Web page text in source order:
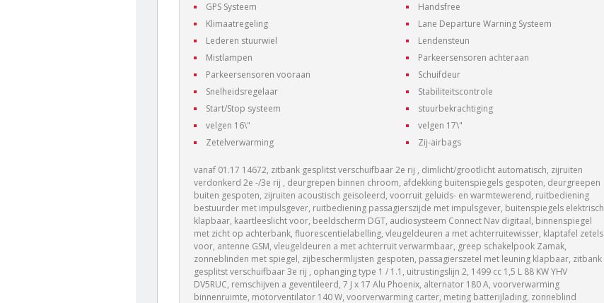
GPS Systeem
Klimaatregeling
Lederen stuurwiel
Mistlampen
Parkeersensoren vooraan
Snelheidsregelaar
Start/Stop systeem
velgen 16\"
Zetelverwarming
Handsfree
Lane Departure Warning Systeem
Lendensteun
Parkeersensoren achteraan
Schuifdeur
Stabiliteitscontrole
stuurbekrachtiging
velgen 17\"
Zij-airbags
vanaf 01.17 14672, zitbank gesplitst verschuifbaar 2e rij , dimlicht/grootlicht automatisch, zijruiten
verdonkerd 2e -/3e rij , deurgrepen binnen chroom, afdekking buitenspiegels gespoten, deurgreepen
buiten gespoten, zijruiten acoustisch geisoleerd, voorruit geluids- en warmtewerend, ruitbediening
bestuurder met impulsgever, ruitbediening passagierszijde met impulsgever, buitenspiegels elektrisch
klapbaar, kaartleeslicht voor, beeldscherm DGT, audiosysteem Connect Nav digitaal, binnenspiegel
met zicht op achterbank, fluorescentielabelling, vleugeldeuren a met achterruitewisser, klaptafel zetels
voor, antenne GSM, vleugeldeuren a met achterruit verwarmbaar, greep schakelpook Zamak,
zonneblinden met spiegel, zijbeschermlijsten gespoten, passagierszetel met leuning klapbaar, zitbank
gesplitst verschuifbaar 3e rij , ophanging type 1 / 1.1, uitrustingslijn 2, 1499 cc 1,5 L 88 KW YHV
DV5RUC, remschijven a geventileerd, 7 J x 17 Alu Phoenix, alternator 180 A, voorverwarming
binnenruimte, motorventilator 140 W, voorverwarming carter, meting batterijlading, zonneblind